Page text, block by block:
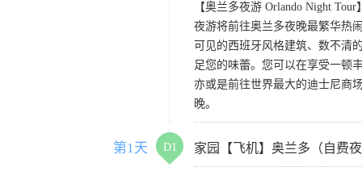
【奥兰多夜游 Orlando Night Tour
夜游将前往奥兰多夜晚最繁华热
可见的西班牙风格建筑、数不清
足您的味蕾。您可以在享受一顿
亦或是前往世界最大的迪士尼商
晚。
第1天 D1 家园【飞机】奥兰多（自费